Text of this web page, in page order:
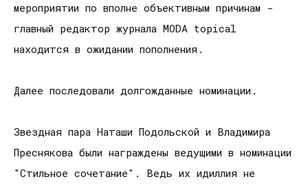
мероприятии по вполне объективным причинам -
главный редактор журнала MODA topical
находится в ожидании пополнения.
Далее последовали долгожданные номинации.
Звездная пара Наташи Подольской и Владимира
Преснякова были награждены ведущими в номинации
"Стильное сочетание". Ведь их идиллия не